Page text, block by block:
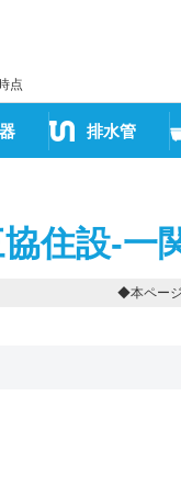
点
排水管
住設-一
◆本ページ